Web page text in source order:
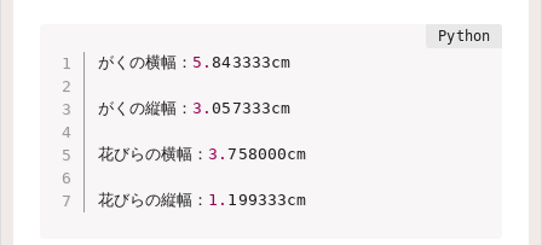
がくの横幅： 5.843333cm
がくの縦幅：3.057333cm
花びらの横幅：3.758000cm
花びらの縦幅： 1. 199333cm